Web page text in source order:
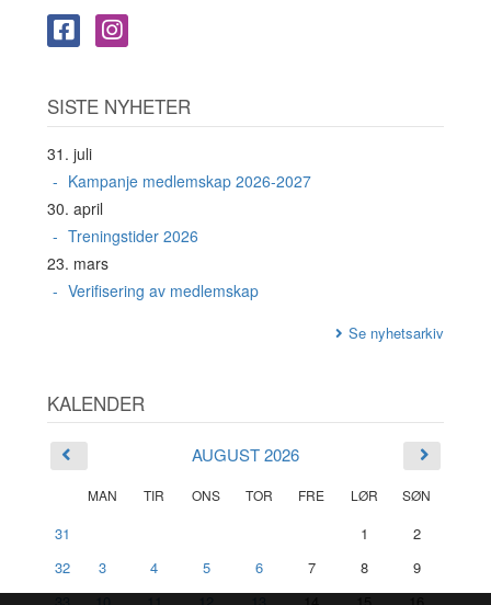
SISTE NYHETER
31. juli
Kampanje medlemskap 2026-2027
30. april
Treningstider 2026
23. mars
Verifisering av medlemskap
Se nyhetsarkiv
KALENDER
AUGUST 2026
MAN TIR ONS TOR FRE LØR SØN
31 1
2
32
3 4 5 6 7 8
9